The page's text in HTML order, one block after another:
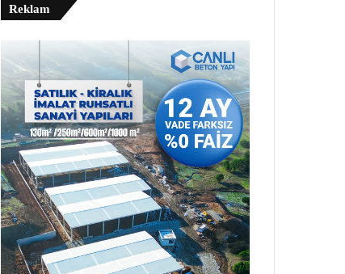
Reklam